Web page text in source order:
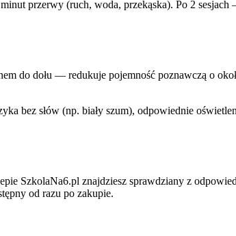
przerwy (ruch, woda, przekąska). Po 2 sesjach
do dołu — redukuje pojemność poznawczą o
bez słów (np. biały szum), odpowiednie
SzkolaNa6.pl znajdziesz sprawdziany z
od razu po zakupie.